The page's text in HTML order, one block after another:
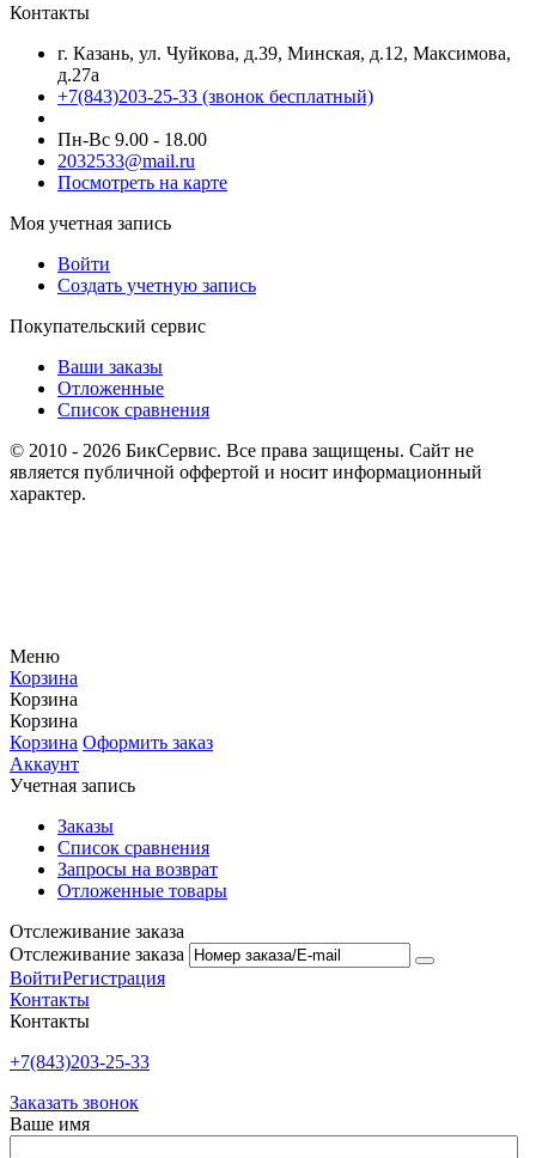
Контакты
г. Казань, ул. Чуйкова, д.39, Минская, д.12, Максимова,
д.27а
+7(843)203-25-33 (звонок бесплатный)
Пн-Вс 9.00 - 18.00
2032533@mail.ru
Посмотреть на карте
Моя учетная запись
Войти
Создать учетную запись
Покупательский сервис
Ваши заказы
Отложенные
Список сравнения
© 2010 - 2026 БикСервис. Все права защищены. Сайт не
является публичной оффертой и носит информационный
характер.
Меню
Корзина
Корзина
Корзина
Корзина Оформить заказ
Аккаунт
Учетная запись
Заказы
Список сравнения
Запросы на возврат
Отложенные товары
Отслеживание заказа
Отслеживание заказа
ВойтиРегистрация
Контакты
Контакты
+7(843)203-25-33
Заказать звонок
Ваше имя